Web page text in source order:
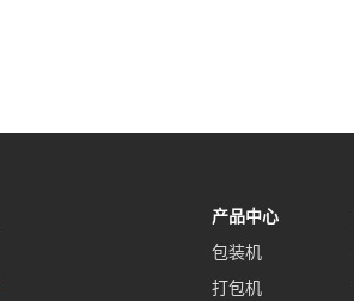
产品中心
包装机
打包机